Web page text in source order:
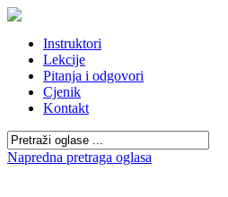
Instruktori
Lekcije
Pitanja i odgovori
Cjenik
Kontakt
Napredna pretraga oglasa